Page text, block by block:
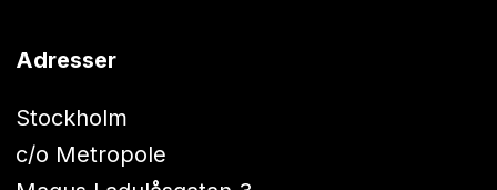
Adresser
Stockholm
c/o Metropole